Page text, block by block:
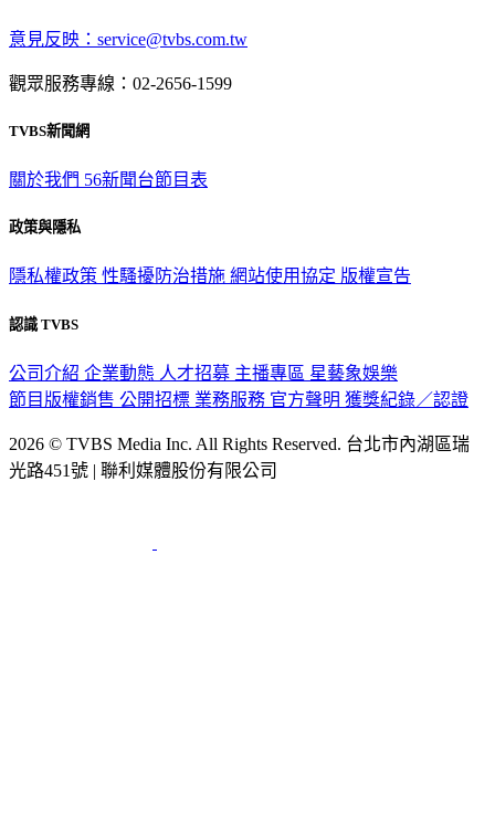
意見反映：service@tvbs.com.tw
觀眾服務專線：02-2656-1599
TVBS新聞網
關於我們 56新聞台節目表
政策與隱私
隱私權政策 性騷擾防治措施 網站使用協定 版權宣告
認識 TVBS
公司介紹 企業動態 人才招募 主播專區 星藝象娛樂
節目版權銷售 公開招標 業務服務 官方聲明 獲獎紀錄／認證
2026 © TVBS Media Inc. All Rights Reserved. 台北市內湖區瑞
光路451號 | 聯利媒體股份有限公司